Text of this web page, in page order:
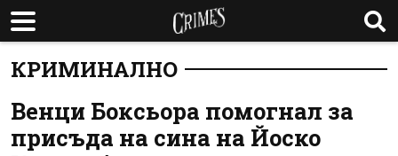
КРИМИНАЛНО
Венци Боксьора помогнал за
присъда на сина на Йоско